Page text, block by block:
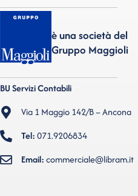
è una società del
Gruppo Maggioli
BU Servizi Contabili
Via 1 Maggio 142/B – Ancona
Tel:071.9206834
Email:commerciale@libram.it